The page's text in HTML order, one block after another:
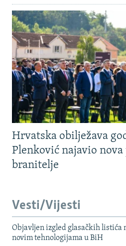
Hrvatska obilježava
Plenković najavio nova
branitelje
Vesti/Vijesti
Objavljen izgled glasačkih listića
novim tehnologijama u BiH